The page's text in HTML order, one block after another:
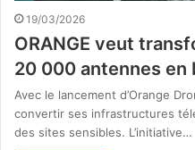
19/03/2026
ORANGE veut
20 000 antennes
Avec le lancement d’Orange
convertir ses infrastructures
des sites sensibles. L’initiative…